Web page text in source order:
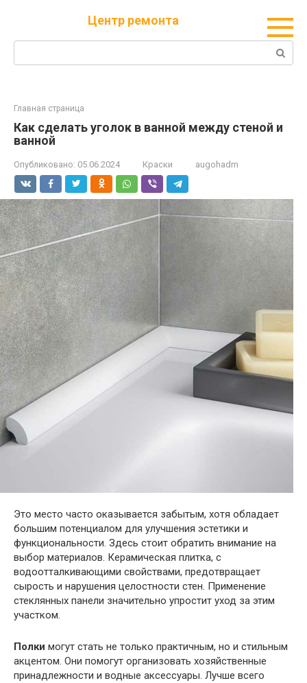
Центр ремонта
Поиск:
Главная страница
Как сделать уголок в ванной между стеной и
ванной
Опубликовано: 05.06.2024 Краски augohadm
Это место часто оказывается забытым, хотя обладает
большим потенциалом для улучшения эстетики и
функциональности. Здесь стоит обратить внимание на
выбор материалов. Керамическая плитка, с
водоотталкивающими свойствами, предотвращает
сырость и нарушения целостности стен. Применение
стеклянных панели значительно упростит уход за этим
участком.
Полки могут стать не только практичным, но и стильным
акцентом. Они помогут организовать хозяйственные
принадлежности и водные аксессуары. Лучше всего